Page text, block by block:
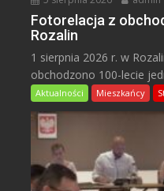
Fotorelacja z
Rozalin
1 sierpnia 2026 r. w
obchodzono 100-lecie
Aktualności Mieszkańcy